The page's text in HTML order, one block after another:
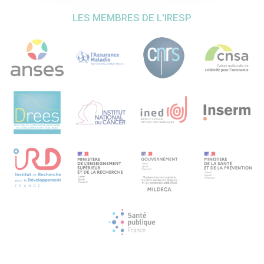
sensibilité à la sénescence et aux altérations pulmonaire
et les souris Eln +/+ à différents âges le développement
d’emphysème pulmonaire spontané et induit par
l’exposition à FC. Nous étudierons les souris Eln +/- par
rapport aux souris Eln +/+ après instillation intratrachéale
d’EDP pour distinguer les effets in vivo du contenu en
les altérations pulmonaires induites par la FC.
Objectif 5. Évaluation des niveaux d’EDP (desmosine) en
tant que marqueurs de la sénescence des cellules
pulmonaires chez les patients atteints de BPCO et chez les
disponibilité de cohortes préétablies de patients BPCO,
fumeurs et non-fumeurs, phénotypés sur des critères de
vieillissement systémique et de sévérité de l’atteinte
pulmonaire.
sur des données préliminaires solides ainsi que sur des
technologies et modèles de pointe, nous permettra
d’établir de nouveaux mécanismes impliqués dans la
sénescence des cellules pulmonaires et la perte d’élasticité
LES MEMBRES DE L'IRESP